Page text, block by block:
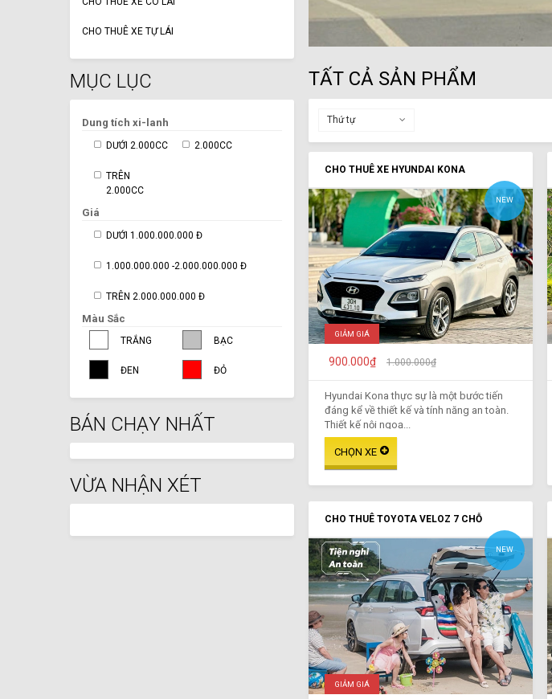
CHO THUÊ XE TỰ LÁI
MỤC LỤC
Dung tích xi-lanh
DƯỚI 2.000CC 2.000CC
TRÊN
2.000CC
Giá
DƯỚI 1.000.000.000 Đ
1.000.000.000 -2.000.000.000 Đ
TRÊN 2.000.000.000 Đ
Màu Sắc
TRẮNG BẠC
ĐEN ĐỎ
BÁN CHẠY NHẤT
VỪA NHẬN XÉT
TẤT CẢ SẢN PHẨM
Thứ tự
CHO THUÊ XE HYUNDAI KONA
NEW
GIẢM GIÁ
900.000₫ 1.000.000₫
Hyundai Kona thực sự là một bước tiến
đáng kể về thiết kế và tính năng an toàn.
Thiết kế nội ngoạ...
CHO THUÊ TOYOTA VELOZ 7 CHỖ
NEW
GIẢM GIÁ